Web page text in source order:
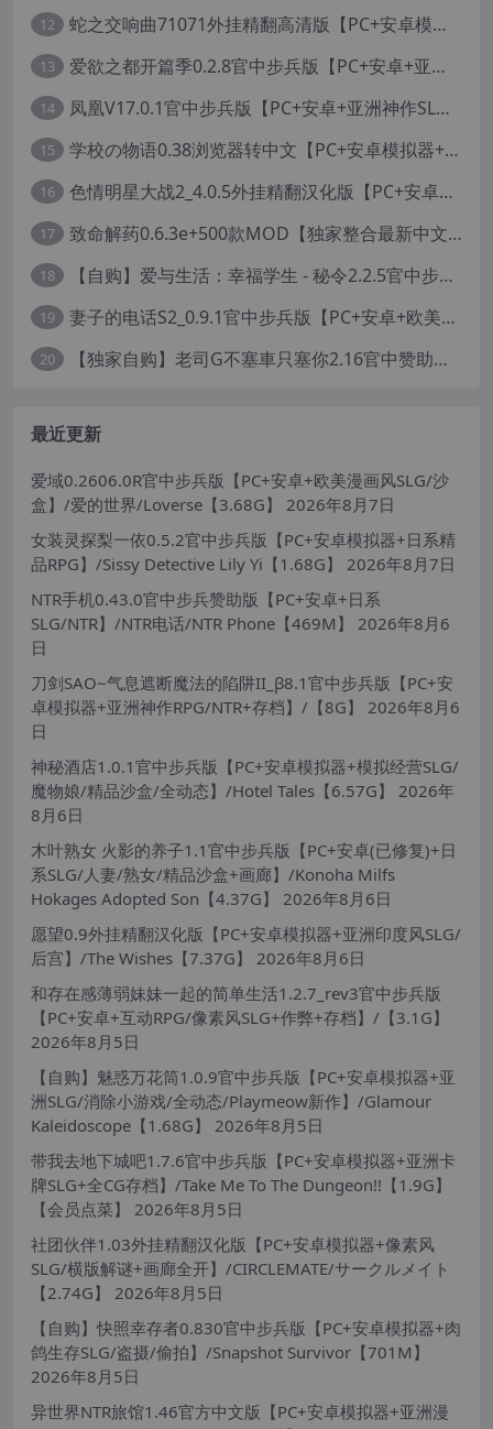
12 蛇之交响曲71071外挂精翻高清版【PC+安卓模拟器+神作RPG+全CG存档+作弊器】/纳迪亚四部曲之四/Symphony of the Serpent【11.3G】
13 爱欲之都开篇季0.2.8官中步兵版【PC+安卓+亚洲神作SLG+画廊全开】/City Lights Love Bites Season 0【21.7G】
14 凤凰V17.0.1官中步兵版【PC+安卓+亚洲神作SLG+高级赞助版+画廊全开】/Phoenixes【6.5G】
15 学校の物语0.38浏览器转中文【PC+安卓模拟器+亚洲风HTML/精品真人沙盒+存档】/学校物语/Gakko No Monogatari - School Story【37G】
16 色情明星大战2_4.0.5外挂精翻汉化版【PC+安卓模拟器+真人卡牌SLG/无码+作弊】/Pornstar Battle II【8.58G】
17 致命解药0.6.3e+500款MOD【独家整合最新中文MOD管理器+在线下载N网全部MOD】/The Killing Antidote Ver0.6.3d MOD Ver2026.2.4
18 【自购】爱与生活：幸福学生 - 秘令2.2.5官中步兵版【PC+安卓模拟器+日系养成SLG+全CG存档】/Love n Life: Happy Student【7.5G】
19 妻子的电话S2_0.9.1官中步兵版【PC+安卓+欧美真人SLG/NTR】/A Wife’s Phone S2【18.1G】
20 【独家自购】老司G不塞車只塞你2.16官中赞助版【PC+安卓模拟器+神作SLG/步兵+全CG存档】/Ride Me, Taxi Driver【3.76G】【会员专享】
最近更新
爱域0.2606.0R官中步兵版【PC+安卓+欧美漫画风SLG/沙
盒】/爱的世界/Loverse【3.68G】
2026年8月7日
女装灵探梨一依0.5.2官中步兵版【PC+安卓模拟器+日系精
品RPG】/Sissy Detective Lily Yi【1.68G】
2026年8月7日
NTR手机0.43.0官中步兵赞助版【PC+安卓+日系
SLG/NTR】/NTR电话/NTR Phone【469M】
2026年8月6
日
刀剑SAO~气息遮断魔法的陷阱II_β8.1官中步兵版【PC+安
卓模拟器+亚洲神作RPG/NTR+存档】/【8G】
2026年8月6
日
神秘酒店1.0.1官中步兵版【PC+安卓模拟器+模拟经营SLG/
魔物娘/精品沙盒/全动态】/Hotel Tales【6.57G】
2026年
8月6日
木叶熟女 火影的养子1.1官中步兵版【PC+安卓(已修复)+日
系SLG/人妻/熟女/精品沙盒+画廊】/Konoha Milfs
Hokages Adopted Son【4.37G】
2026年8月6日
愿望0.9外挂精翻汉化版【PC+安卓模拟器+亚洲印度风SLG/
后宫】/The Wishes【7.37G】
2026年8月6日
和存在感薄弱妹妹一起的简单生活1.2.7_rev3官中步兵版
【PC+安卓+互动RPG/像素风SLG+作弊+存档】/【3.1G】
2026年8月5日
【自购】魅惑万花筒1.0.9官中步兵版【PC+安卓模拟器+亚
洲SLG/消除小游戏/全动态/Playmeow新作】/Glamour
Kaleidoscope【1.68G】
2026年8月5日
带我去地下城吧1.7.6官中步兵版【PC+安卓模拟器+亚洲卡
牌SLG+全CG存档】/Take Me To The Dungeon!!【1.9G】
【会员点菜】
2026年8月5日
社团伙伴1.03外挂精翻汉化版【PC+安卓模拟器+像素风
SLG/横版解谜+画廊全开】/CIRCLEMATE/サークルメイト
【2.74G】
2026年8月5日
【自购】快照幸存者0.830官中步兵版【PC+安卓模拟器+肉
鸽生存SLG/盗摄/偷拍】/Snapshot Survivor【701M】
2026年8月5日
异世界NTR旅馆1.46官方中文版【PC+安卓模拟器+亚洲漫